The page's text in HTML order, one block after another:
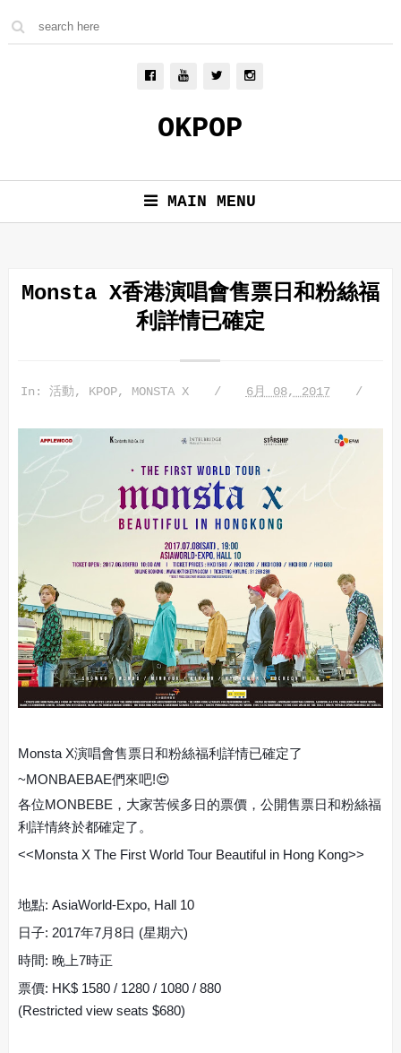
OKPOP
MAIN MENU
Monsta X香港演唱會售票日和粉絲福
利詳情已確定
In: 活動, KPOP, MONSTA X 6月 08, 2017
Monsta X演唱會售票日和粉絲福利詳情已確定了
~MONBAEBAE們來吧!😍
各位MONBEBE，大家苦候多日的票價，公開售票日和粉絲福
利詳情終於都確定了。
<<Monsta X The First World Tour Beautiful in Hong Kong>>
地點: AsiaWorld-Expo, Hall 10
日子: 2017年7月8日 (星期六)
時間: 晚上7時正
票價: HK$ 1580 / 1280 / 1080 / 880
(Restricted view seats $680)